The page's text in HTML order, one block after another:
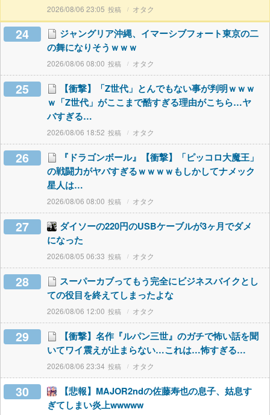
2026/08/06 23:05 オタク
24
ジャングリア沖縄、イマーシブフォート東京の二
の舞になりそうｗｗｗ
2026/08/06 08:00 オタク
25
【衝撃】「Z世代」とんでもない事が判明ｗｗｗ
ｗ「Z世代」がここまで酷すぎる理由がこちら…ヤ
バすぎる…
2026/08/06 18:52 オタク
26
『ドラゴンボール』【衝撃】「ピッコロ大魔王」
の戦闘力がヤバすぎるｗｗｗｗもしかしてナメック
星人は…
2026/08/06 08:00 オタク
27
ダイソーの220円のUSBケーブルが3ヶ月でダメ
になった
2026/08/05 06:33 オタク
28
スーパーカブってもう完全にビジネスバイクとし
ての役目を終えてしまったよな
2026/08/06 12:00 オタク
29
【衝撃】名作『ルパン三世』のガチで怖い話を聞
いてワイ震えが止まらない…これは…怖すぎる…
2026/08/06 23:34 オタク
30
【悲報】MAJOR2ndの佐藤寿也の息子、姑息す
ぎてしまい炎上wwwww